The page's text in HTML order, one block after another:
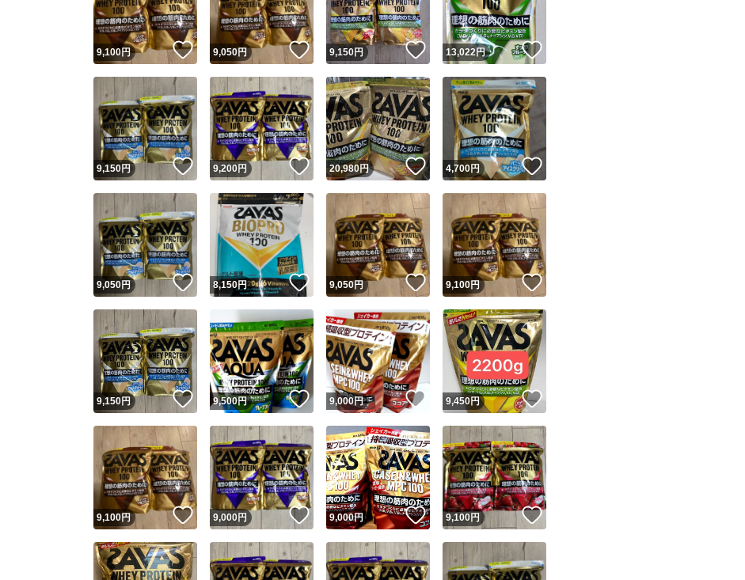
他フリマ実績◯+ このユーザーは他フリマサービスでの取引実績があります
スピード&安心発送
※このバッジは実績に基づく表示であり、発送を保証しているものではありません
スピード＆安心発送
このユーザーは高頻度で24時間以内＆設定した発送日数内に発送してい
ます
スピード発送 このユーザーは高頻度で24時間以内に発送しています
安心発送 このユーザーは設定した発送日数内に発送しています
出品ページへ
キャンセル
9,100円 いいね！
9,050円 いいね！
9,150円 いいね！
13,022円
9,150円 いいね！
9,200円 いいね！
20,980円 いいね！
4,700円
9,050円 いいね！
8,150円 いいね！
9,050円 いいね！
9,100円 いいね！
9,150円 いいね！
9,500円 いいね！
9,000円 いいね！
9,450円 いいね！
9,100円 いいね！
9,000円 いいね！
9,000円 いいね！
9,100円 いいね！